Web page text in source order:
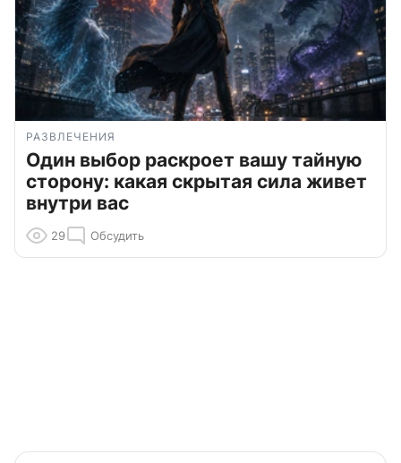
РАЗВЛЕЧЕНИЯ
Один выбор раскроет вашу тайную
сторону: какая скрытая сила живет
внутри вас
29 Обсудить